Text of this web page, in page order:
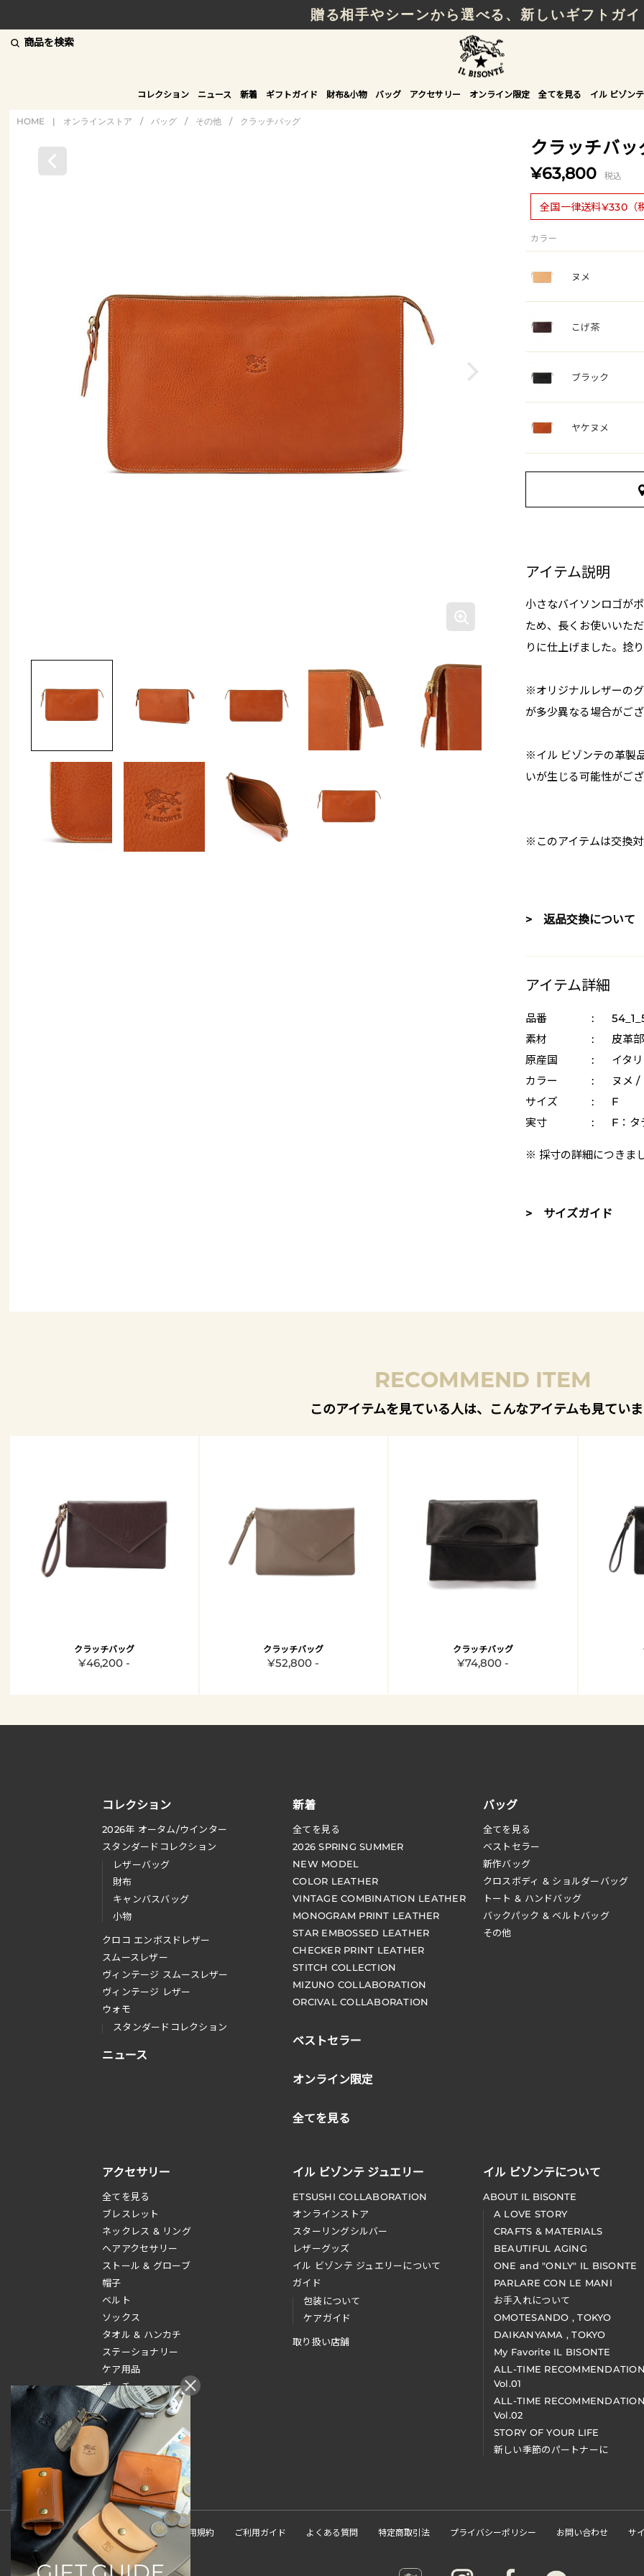
贈る相手やシーンから選べる、新しいギフトガイ
商品を検索
コレクション ニュース 新着 ギフトガイド 財布&小物 バッグ アクセサリー オンライン限定 全てを見る イル ビゾン
HOME | オンラインストア / バッグ / その他 / クラッチバッグ
クラッチバッ
¥63,800 税込
全国一律送料¥330（
カラー
ヌメ
こげ茶
ブラック
ヤケヌメ
アイテム説明
小さなバイソンロゴが
ため、長くお使いいた
りに仕上げました。捻
※オリジナルレザーの
が多少異なる場合がご
※イル ビゾンテの革製
いが生じる可能性がご
※このアイテムは交換
> 返品交換について
アイテム詳細
品番 :
素材
:
皮革
原産国
:
イタ
カラー
:
ヌメ /
サイズ
:
F
実寸
: F：タ
※ 採寸の詳細につきま
> サイズガイド
RECOMMEND ITEM
このアイテムを見ている人は、こんなアイテムも見てい
クラッチバッグ
¥46,200 -
クラッチバッグ
¥52,800 -
クラッチバッグ
¥74,800 -
コレクション
2026年 オータム/ウインター
スタンダードコレクション
レザーバッグ
財布
キャンバスバッグ
小物
クロコ エンボスドレザー
スムースレザー
ヴィンテージ スムースレザー
ヴィンテージ レザー
ウォモ
スタンダードコレクション
ニュース
新着
全てを見る
2026 SPRING SUMMER
NEW MODEL
COLOR LEATHER
VINTAGE COMBINATION LEATHER
MONOGRAM PRINT LEATHER
STAR EMBOSSED LEATHER
CHECKER PRINT LEATHER
STITCH COLLECTION
MIZUNO COLLABORATION
ORCIVAL COLLABORATION
ベストセラー
オンライン限定
全てを見る
バッグ
全てを見る
ベストセラー
新作バッグ
クロスボディ & ショルダーバッグ
トート & ハンドバッグ
バックパック & ベルトバッグ
その他
アクセサリー
全てを見る
ブレスレット
ネックレス & リング
へアアクセサリー
ストール & グローブ
帽子
ベルト
ソックス
タオル & ハンカチ
ステーショナリー
ケア用品
ポーチ
その他
イル ビゾンテ ジュエリー
ETSUSHI COLLABORATION
オンラインストア
スターリングシルバー
レザーグッズ
イル ビゾンテ ジュエリーについて
ガイド
包装について
ケアガイド
取り扱い店舗
イル ビゾンテについて
ABOUT IL BISONTE
A LOVE STORY
CRAFTS & MATERIALS
BEAUTIFUL AGING
ONE and "ONLY" IL BISONTE
PARLARE CON LE MANI
お手入れについて
OMOTESANDO , TOKYO
DAIKANYAMA , TOKYO
My Favorite IL BISONTE
ALL-TIME
Vol.01
ALL-TIME
Vol.02
STORY OF YOUR LIFE
新しい季節のパートナーに
新規会員登録 ご利用規約 ご利用ガイド よくある質問 特定商取引法 プライバシーポリシー お問い合わせ サ